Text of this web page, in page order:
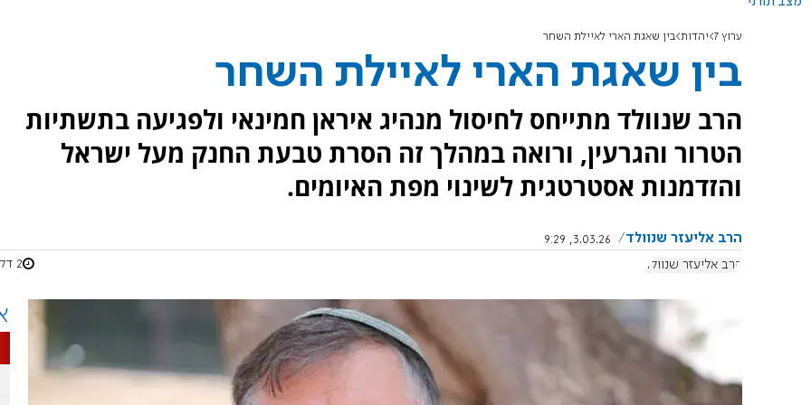
ערוץ 7 יהדות בין שאגת הארי לאיילת השחר
בין שאגת הארי לאיילת השחר
הרב שנוולד מתייחס לחיסול מנהיג איראן חמינאי ולפגיעה בתשתיות
הטרור והגרעין, ורואה במהלך זה הסרת טבעת החנק מעל ישראל
והזדמנות אסטרטגית לשינוי מפת האיומים.
הרב אליעזר שנוולד
3.03.26, 9:29
הרב אליעזר שנוולד
2 דקות